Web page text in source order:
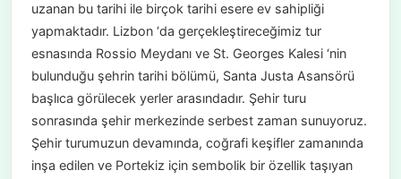
uzanan bu tarihi ile birçok tarihi esere ev sahipliği
yapmaktadır. Lizbon ‘da gerçekleştireceğimiz tur
esnasında Rossio Meydanı ve St. Georges Kalesi ‘nin
bulunduğu şehrin tarihi bölümü, Santa Justa Asansörü
başlıca görülecek yerler arasındadır. Şehir turu
sonrasında şehir merkezinde serbest zaman sunuyoruz.
Şehir turumuzun devamında, coğrafi keşifler zamanında
inşa edilen ve Portekiz için sembolik bir özellik taşıyan